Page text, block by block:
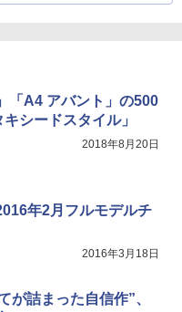
「A4 アバント」の500
シードスタイル」
2018年8月20日
年2月フルモデルチ
2016年3月18日
が詰まった自信作”、